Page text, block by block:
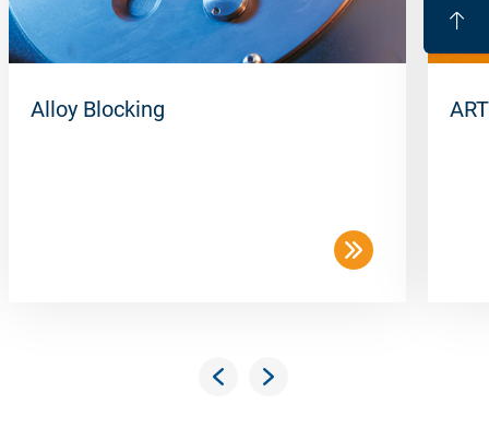
Alloy Blocking